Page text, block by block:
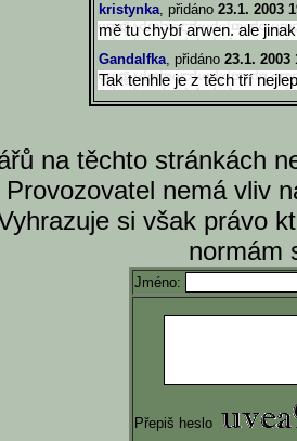
kristynka, přidáno 23.1. 2003
mě tu chybí arwen. ale
Gandalfka, přidáno 23.1. 2003
Tak tenhle je z těch tří
na těchto stránkách
nemá vliv
si však právo
normám
Jméno:
Přepiš heslo